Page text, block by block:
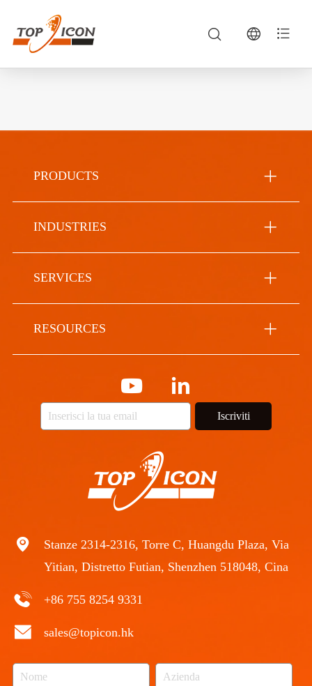
Stanze 2314-2316, Torre C, Huangdu Plaza, Via
Yitian, Distretto Futian, Shenzhen 518048, Cina
+86 755 8254 9331
sales@topicon.hk
PRODUCTS
INDUSTRIES
SERVICES
RESOURCES
Iscriviti